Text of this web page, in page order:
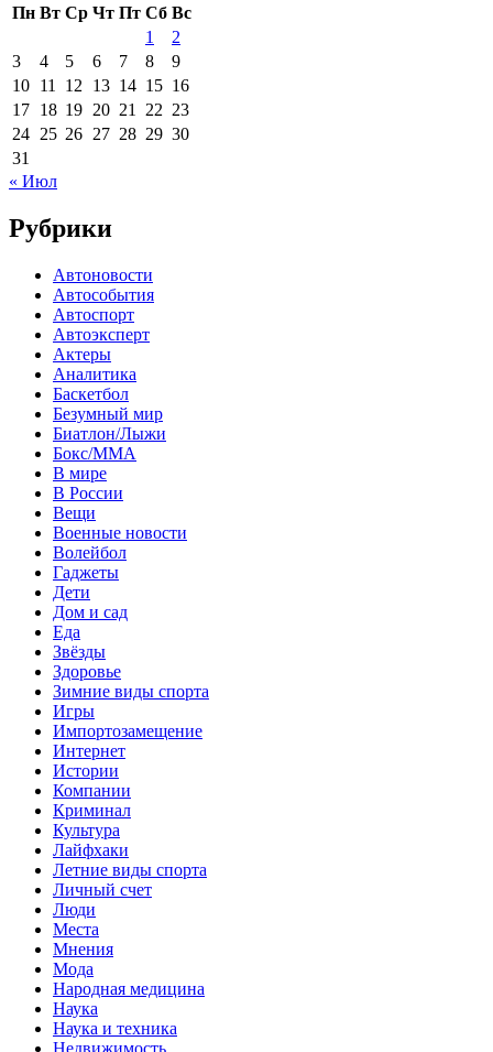
Пн Вт Ср Чт Пт Сб Вс
1
2
3
4 5 6 7 8
9
10 11 12 13 14 15 16
17 18 19 20 21 22 23
24 25 26 27 28 29 30
31
« Июл
Рубрики
Автоновости
Автособытия
Автоспорт
Автоэксперт
Актеры
Аналитика
Баскетбол
Безумный мир
Биатлон/Лыжи
Бокс/MMA
В мире
В России
Вещи
Военные новости
Волейбол
Гаджеты
Дети
Дом и сад
Еда
Звёзды
Здоровье
Зимние виды спорта
Игры
Импортозамещение
Интернет
Истории
Компании
Криминал
Культура
Лайфхаки
Летние виды спорта
Личный счет
Люди
Места
Мнения
Мода
Народная медицина
Наука
Наука и техника
Недвижимость